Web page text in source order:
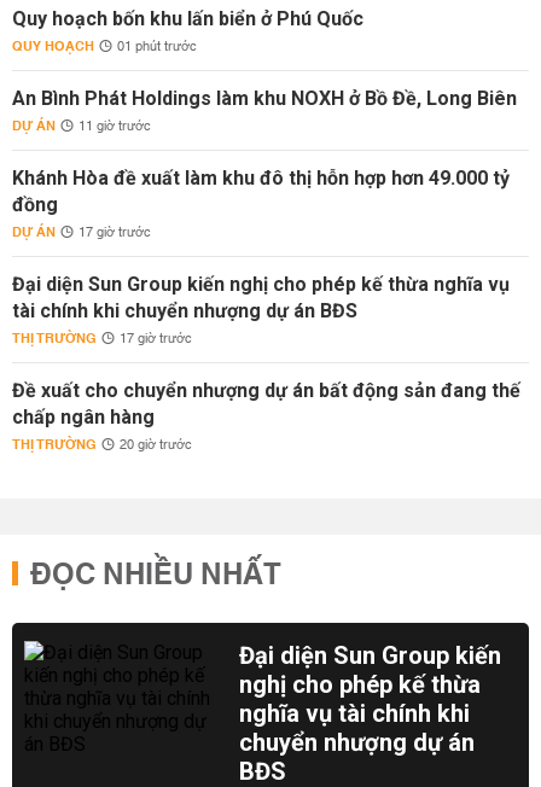
Quy hoạch bốn khu lấn biển ở Phú Quốc
QUY HOẠCH 01 phút trước
An Bình Phát Holdings làm khu NOXH ở Bồ Đề, Long Biên
DỰ ÁN 11 giờ trước
Khánh Hòa đề xuất làm khu đô thị hỗn hợp hơn 49.000 tỷ
đồng
DỰ ÁN 17 giờ trước
Đại diện Sun Group kiến nghị cho phép kế thừa nghĩa vụ
tài chính khi chuyển nhượng dự án BĐS
THỊ TRƯỜNG 17 giờ trước
Đề xuất cho chuyển nhượng dự án bất động sản đang thế
chấp ngân hàng
THỊ TRƯỜNG 20 giờ trước
ĐỌC NHIỀU NHẤT
Đại diện Sun Group kiến
nghị cho phép kế thừa
nghĩa vụ tài chính khi
chuyển nhượng dự án
BĐS